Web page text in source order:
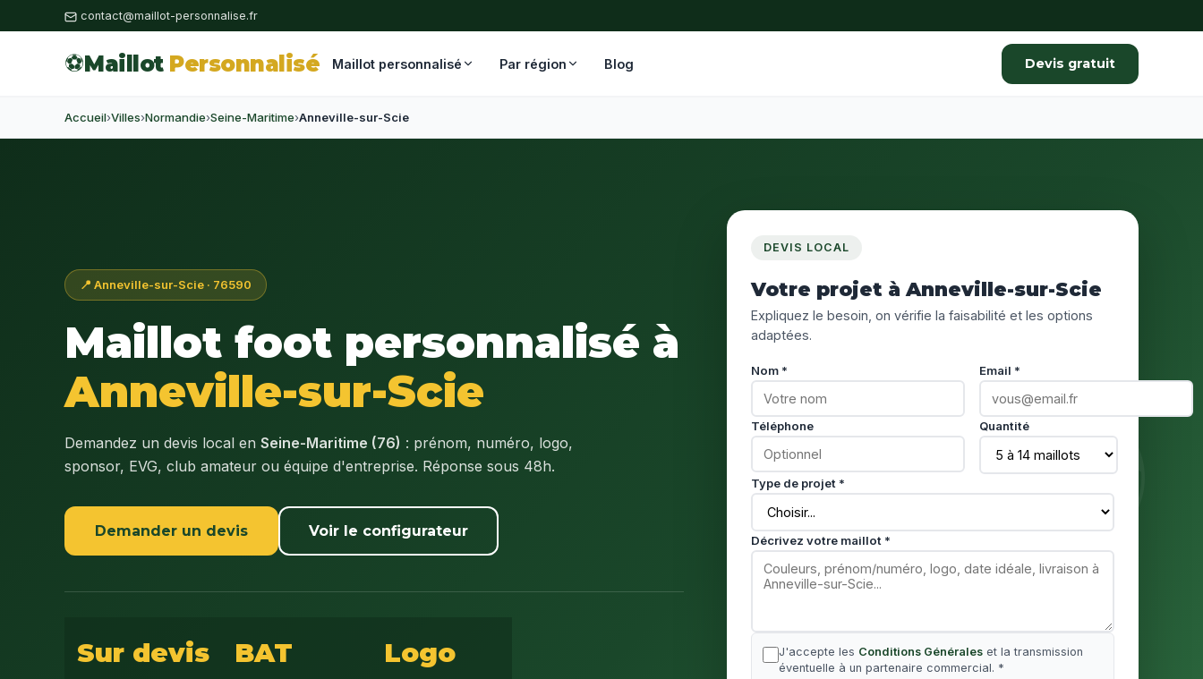
contact@maillot-personnalise.fr
⚽Maillot Personnalisé Maillot personnalisé Par région Blog Devis gratuit
Accueil›Villes›Normandie›Seine-Maritime›Anneville-sur-Scie
📍 Anneville-sur-Scie · 76590
Maillot foot personnalisé à
Anneville-sur-Scie
Demandez un devis local en Seine-Maritime (76) : prénom, numéro, logo,
sponsor, EVG, club amateur ou équipe d'entreprise. Réponse sous 48h.
Demander un devis Voir le configurateur
Sur devis BAT Logo
DEVIS LOCAL
Votre projet à Anneville-sur-Scie
Expliquez le besoin, on vérifie la faisabilité et les options
adaptées.
Nom * Email *
Téléphone Quantité
Type de projet *
Décrivez votre maillot *
J'accepte les Conditions Générales et la transmission
éventuelle à un partenaire commercial. *